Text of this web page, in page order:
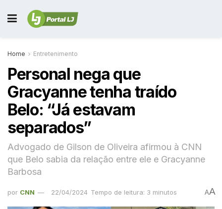
Home Entretenimento
Personal nega que
Gracyanne tenha traído
Belo: “Já estavam
separados”
Advogado de Gilson de Oliveira afirmou à CNN
que Belo sabia da relação entre ele e Gracyanne
Barbosa
por CNN 22/04/2024 Tempo de leitura: 3 minutos AA